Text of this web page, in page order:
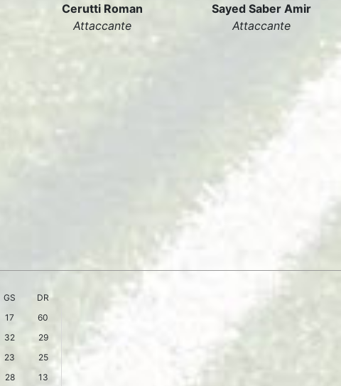
Cerutti Roman
Attaccante
Sayed Saber Amir
Attaccante
GS
DR
17
60
32
29
23
25
28
13